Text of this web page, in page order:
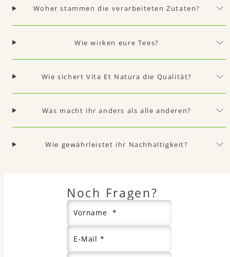
Woher stammen die verarbeiteten Zutaten?
Wie wirken eure Tees?
Wie sichert Vita Et Natura die Qualität?
Was macht ihr anders als alle anderen?
Wie gewährleistet ihr Nachhaltigkeit?
Noch Fragen?
Vorname *
E-Mail *